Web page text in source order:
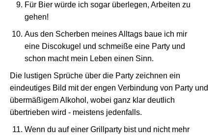
Für Bier würde ich sogar überlegen, Arbeiten zu
gehen!
Aus den Scherben meines Alltags baue ich mir
eine Discokugel und schmeiße eine Party und
schon macht mein Leben einen Sinn.
Die lustigen Sprüche über die Party zeichnen ein
eindeutiges Bild mit der engen Verbindung von Party und
übermäßigem Alkohol, wobei ganz klar deutlich
übertrieben wird - meistens jedenfalls.
Wenn du auf einer Grillparty bist und nicht mehr